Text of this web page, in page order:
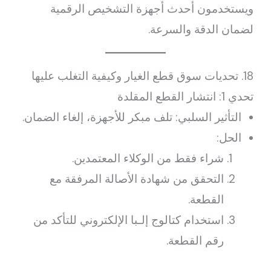
ويستخدمون أحدث أجهزة التشخيص الرقمية
لضمان الدقة والسرعة.
18. تحديات سوق قطع الغيار وكيفية التغلب عليها
تحدي 1: انتشار القطع المقلدة
التأثير السلبي: تلف مبكر للأجهزة، إلغاء الضمان.
الحل:
شراء فقط من الوكلاء المعتمدين.
التحقق من شهادة الأصالة المرفقة مع
القطعة.
استخدام كتالوج إلـبا الإلكتروني للتأكد من
رقم القطعة.